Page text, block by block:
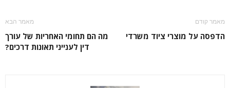
מאמר קודם
הדפסה על מוצרי ציוד משרדי
מאמר הבא
מה הם תחומי האחריות של עורך
דין לענייני תאונות דרכים?